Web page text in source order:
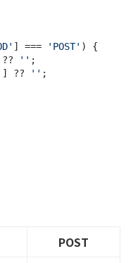
] === 'POST' ) {
'' ;
] ?? '' ;
POST